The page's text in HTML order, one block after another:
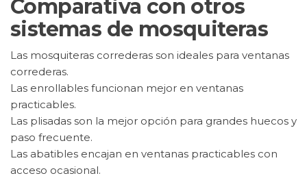
Comparativa con otros
sistemas de mosquiteras
Las mosquiteras correderas son ideales para ventanas
correderas.
Las enrollables funcionan mejor en ventanas
practicables.
Las plisadas son la mejor opción para grandes huecos y
paso frecuente.
Las abatibles encajan en ventanas practicables con
acceso ocasional.